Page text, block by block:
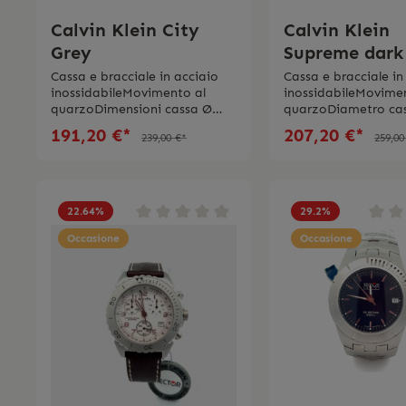
Calvin Klein City
Grey
Cassa e bracciale in acciaio
inossidabileMovimento al
quarzoDimensioni cassa Ø
31.00 mmQuadrante grigio
scuroChiusura a farfalla con
spedito con la scatola e
l’istruzione d’uso originale.
191,20 €* 239,00 €*
Calvin Klein
Supreme dark
Cassa e bracciale
quarzoDiametro
mmQuadrante
l’istruzione d’uso
207,20 €*
22.64%
Occasione
29.2%
Occasione